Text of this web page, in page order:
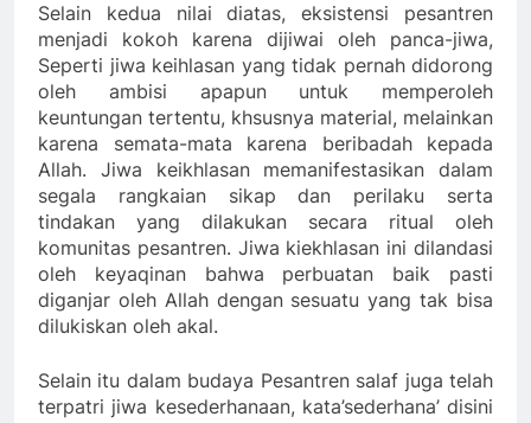
Selain kedua nilai diatas, eksistensi pesantren
menjadi kokoh karena dijiwai oleh panca-jiwa,
Seperti jiwa keihlasan yang tidak pernah didorong
oleh ambisi apapun untuk memperoleh
keuntungan tertentu, khsusnya material, melainkan
karena semata-mata karena beribadah kepada
Allah. Jiwa keikhlasan memanifestasikan dalam
segala rangkaian sikap dan perilaku serta
tindakan yang dilakukan secara ritual oleh
komunitas pesantren. Jiwa kiekhlasan ini dilandasi
oleh keyaqinan bahwa perbuatan baik pasti
diganjar oleh Allah dengan sesuatu yang tak bisa
dilukiskan oleh akal.
Selain itu dalam budaya Pesantren salaf juga telah
terpatri jiwa kesederhanaan, kata’sederhana’ disini